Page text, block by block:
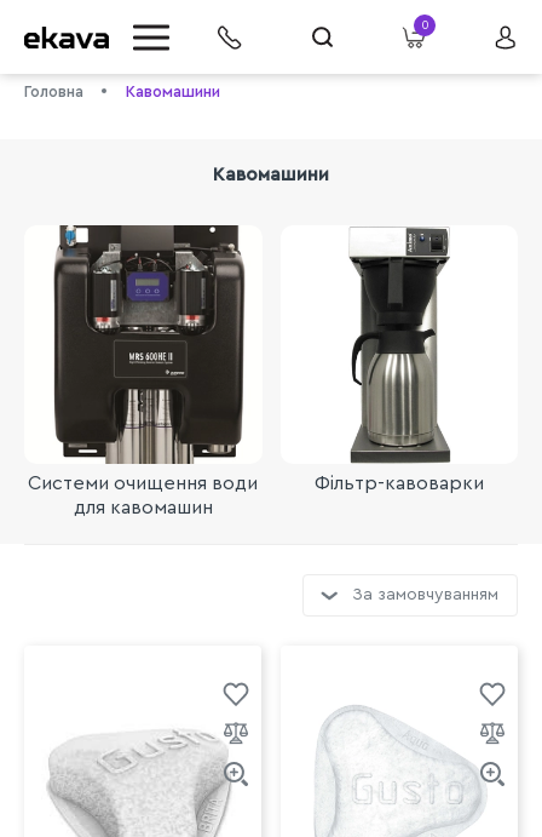
info@ekava.com.ua
0
Головна Кавомашини
Кавомашини
Системи очищення води
для кавомашин
Фільтр-кавоварки
За замовчуванням